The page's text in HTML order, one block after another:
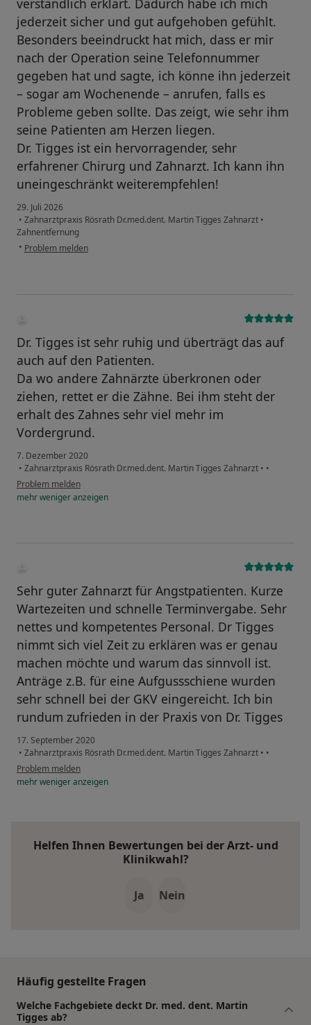
verständlich erklärt. Dadurch habe ich mich
jederzeit sicher und gut aufgehoben gefühlt.
Besonders beeindruckt hat mich, dass er mir
nach der Operation seine Telefonnummer
gegeben hat und sagte, ich könne ihn jederzeit
– sogar am Wochenende – anrufen, falls es
Probleme geben sollte. Das zeigt, wie sehr ihm
seine Patienten am Herzen liegen.
Dr. Tigges ist ein hervorragender, sehr
erfahrener Chirurg und Zahnarzt. Ich kann ihn
uneingeschränkt weiterempfehlen!
29. Juli 2026
• Zahnarztpraxis Rösrath Dr.med.dent. Martin Tigges Zahnarzt •
Zahnentfernung
• Problem melden
Dr. Tigges ist sehr ruhig und überträgt das auf
auch auf den Patienten.
Da wo andere Zahnärzte überkronen oder
ziehen, rettet er die Zähne. Bei ihm steht der
erhalt des Zahnes sehr viel mehr im
Vordergrund.
7. Dezember 2020
• Zahnarztpraxis Rösrath Dr.med.dent. Martin Tigges Zahnarzt • •
Problem melden
mehrwenigeranzeigen
Sehr guter Zahnarzt für Angstpatienten. Kurze
Wartezeiten und schnelle Terminvergabe. Sehr
nettes und kompetentes Personal. Dr Tigges
nimmt sich viel Zeit zu erklären was er genau
machen möchte und warum das sinnvoll ist.
Anträge z.B. für eine Aufgussschiene wurden
sehr schnell bei der GKV eingereicht. Ich bin
rundum zufrieden in der Praxis von Dr. Tigges
17. September 2020
• Zahnarztpraxis Rösrath Dr.med.dent. Martin Tigges Zahnarzt • •
Problem melden
mehrwenigeranzeigen
Helfen Ihnen Bewertungen bei der Arzt- und
Klinikwahl?
Ja Nein
Häufig gestellte Fragen
Welche Fachgebiete deckt Dr. med. dent. Martin
Tigges ab?